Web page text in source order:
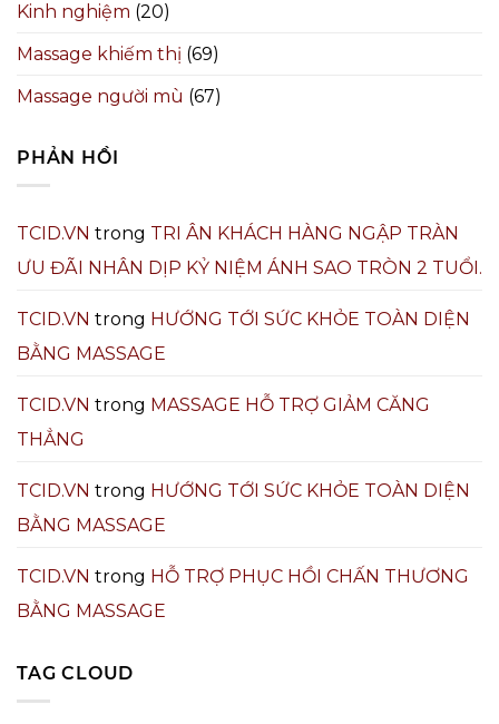
Kinh nghiệm (20)
Massage khiếm thị (69)
Massage người mù (67)
PHẢN HỒI
TCID.VN trong TRI ÂN KHÁCH HÀNG NGẬP TRÀN
ƯU ĐÃI NHÂN DỊP KỶ NIỆM ÁNH SAO TRÒN 2 TUỔI.
TCID.VN trong HƯỚNG TỚI SỨC KHỎE TOÀN DIỆN
BẰNG MASSAGE
TCID.VN trong MASSAGE HỖ TRỢ GIẢM CĂNG
THẲNG
TCID.VN trong HƯỚNG TỚI SỨC KHỎE TOÀN DIỆN
BẰNG MASSAGE
TCID.VN trong HỖ TRỢ PHỤC HỒI CHẤN THƯƠNG
BẰNG MASSAGE
TAG CLOUD